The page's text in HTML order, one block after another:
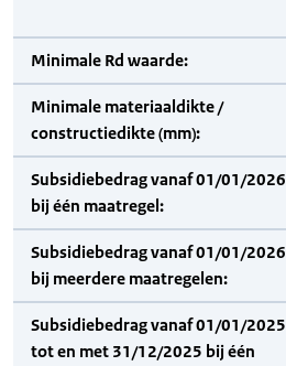
Minimale Rd waarde:
Minimale materiaaldikte /
constructiedikte (mm):
Subsidiebedrag vanaf 01/01/2026
bij één maatregel:
Subsidiebedrag vanaf 01/01/2026
bij meerdere maatregelen:
Subsidiebedrag vanaf 01/01/2025
tot en met 31/12/2025 bij één